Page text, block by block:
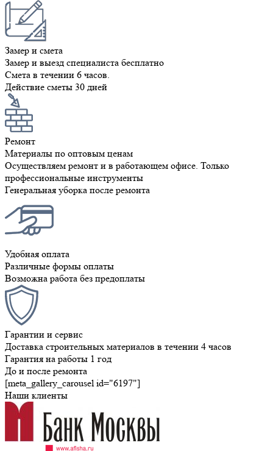
Замер и смета
Замер и выезд специалиста бесплатно
Смета в течении 6 часов.
Действие сметы 30 дней
Ремонт
Материалы по оптовым ценам
Осуществляем ремонт и в работающем офисе. Только
профессиональные инструменты
Генеральная уборка после ремонта
Удобная оплата
Различные формы оплаты
Возможна работа без предоплаты
Гарантии и сервис
Доставка строительных материалов в течении 4 часов
Гарантия на работы 1 год
До и после ремонта
[meta_gallery_carousel id="6197"]
Наши клиенты